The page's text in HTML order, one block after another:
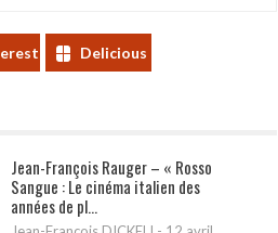
Delicious
Jean-François Rauger – « Rosso
Sangue : Le cinéma italien des
années de pl...